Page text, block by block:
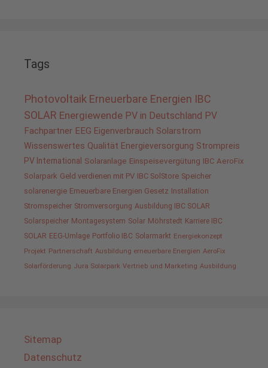
Tags
Photovoltaik Erneuerbare Energien IBC
SOLAR Energiewende PV in Deutschland PV
Fachpartner EEG Eigenverbrauch Solarstrom
Wissenswertes Qualität Energieversorgung Strompreis
PV International Solaranlage Einspeisevergütung IBC AeroFix
Solarpark Geld verdienen mit PV IBC SolStore Speicher
solarenergie Erneuerbare Energien Gesetz Installation
Stromspeicher Stromversorgung Ausbildung IBC SOLAR
Solarspeicher Montagesystem Solar Möhrstedt Karriere IBC
SOLAR EEG-Umlage Portfolio IBC Solarmarkt Energiekonzept
Projekt Partnerschaft Ausbildung erneuerbare Energien AeroFix
Solarförderung Jura Solarpark Vertrieb und Marketing Ausbildung
Sitemap
Datenschutz